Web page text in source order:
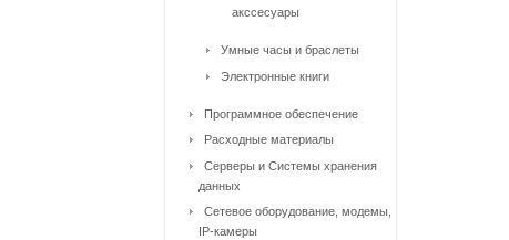
акссесуары
Умные часы и браслеты
Электронные книги
Программное обеспечение
Расходные материалы
Серверы и Системы хранения
данных
Сетевое оборудование, модемы,
IP-камеры